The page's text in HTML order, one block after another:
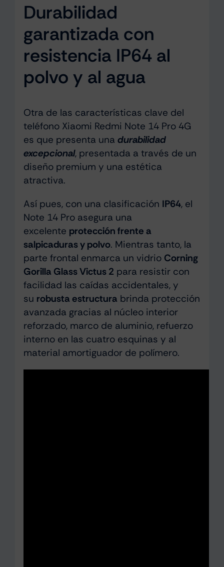
Durabilidad
garantizada con
resistencia IP64 al
polvo y al agua
Otra de las características clave del
teléfono Xiaomi Redmi Note 14 Pro 4G
es que presenta una durabilidad
excepcional, presentada a través de un
diseño premium y una estética
atractiva.
Así pues, con una clasificación IP64, el
Note 14 Pro asegura una
excelente protección frente a
salpicaduras y polvo. Mientras tanto, la
parte frontal enmarca un vidrio Corning
Gorilla Glass Victus 2 para resistir con
facilidad las caídas accidentales, y
su robusta estructura brinda protección
avanzada gracias al núcleo interior
reforzado, marco de aluminio, refuerzo
interno en las cuatro esquinas y al
material amortiguador de polímero.